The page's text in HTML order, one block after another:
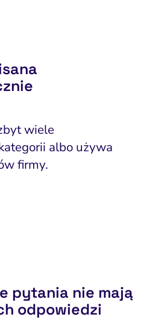
wiele
albo używa
firmy.
pytania nie mają
odpowiedzi